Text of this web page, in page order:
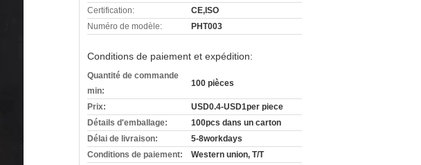
Certification:
CE,ISO
Numéro de modèle:
PHT003
Conditions de paiement et expédition:
Quantité de commande
min:
100 pièces
Prix:
USD0.4-USD1per piece
Détails d'emballage:
100pcs dans un carton
Délai de livraison:
5-8workdays
Conditions de paiement:
Western union, T/T